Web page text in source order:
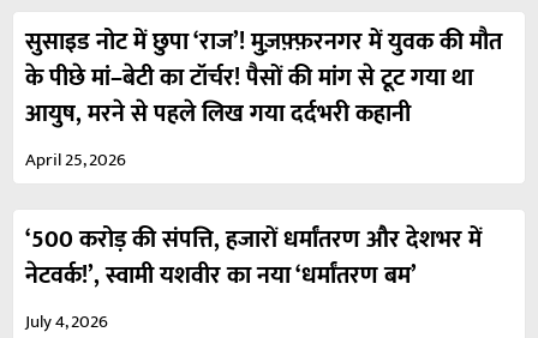
सुसाइड नोट में छुपा ‘राज’! मुज़फ़्फ़रनगर में युवक की मौत
के पीछे मां–बेटी का टॉर्चर! पैसों की मांग से टूट गया था
आयुष, मरने से पहले लिख गया दर्दभरी कहानी
April 25, 2026
‘500 करोड़ की संपत्ति, हजारों धर्मांतरण और देशभर में
नेटवर्क!’, स्वामी यशवीर का नया ‘धर्मांतरण बम’
July 4, 2026